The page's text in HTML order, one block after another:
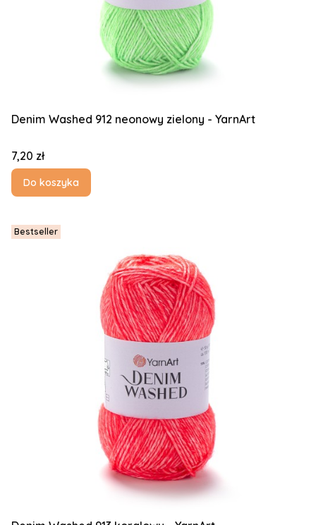
Denim Washed 912 neonowy zielony - YarnArt
Cena
7,20 zł
Do koszyka
Bestseller